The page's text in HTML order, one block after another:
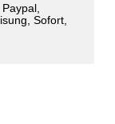
Sofort,